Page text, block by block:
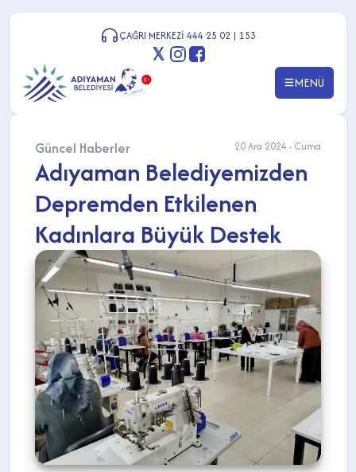
ÇAĞRI MERKEZİ 444 25 02 | 153
MENÜ
Güncel Haberler 20 Ara 2024 - Cuma
Adıyaman Belediyemizden
Depremden Etkilenen
Kadınlara Büyük Destek